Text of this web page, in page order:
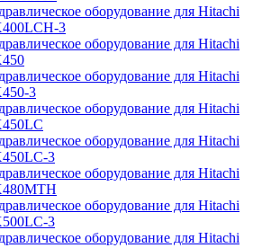
оборудование для Hitachi
3
оборудование для Hitachi
оборудование для Hitachi
3
оборудование для Hitachi
оборудование для Hitachi
3
оборудование для Hitachi
оборудование для Hitachi
3
оборудование для Hitachi